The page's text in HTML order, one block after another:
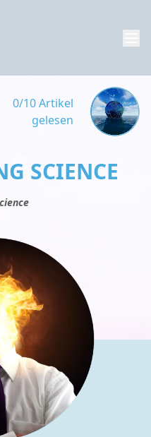
0/10 Artikel
gelesen
SCIENCE